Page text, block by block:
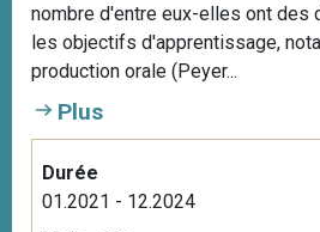
nombre d'entre eux-elles ont des
les objectifs d'apprentissage,
production orale (Peyer...
Plus
Durée
01.2021 - 12.2024